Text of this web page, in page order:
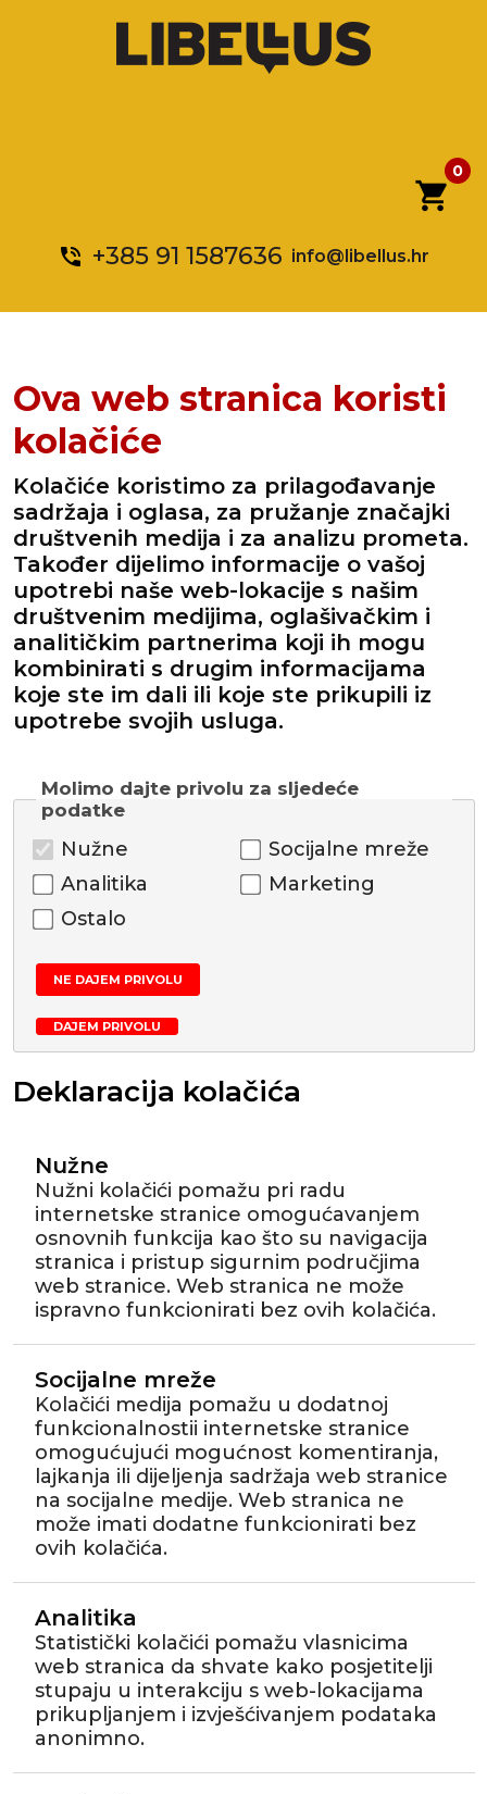
shopping_cart
0
phone_in_talk +385 91 1587636 info@libellus.hr
Ova web stranica koristi
kolačiće
Kolačiće koristimo za prilagođavanje
sadržaja i oglasa, za pružanje značajki
društvenih medija i za analizu prometa.
Također dijelimo informacije o vašoj
upotrebi naše web-lokacije s našim
društvenim medijima, oglašivačkim i
analitičkim partnerima koji ih mogu
kombinirati s drugim informacijama
koje ste im dali ili koje ste prikupili iz
upotrebe svojih usluga.
Molimo dajte privolu za sljedeće
podatke
Nužne
Socijalne mreže
Analitika
Marketing
Ostalo
NE DAJEM PRIVOLU
DAJEM PRIVOLU
Deklaracija kolačića
Nužne
Nužni kolačići pomažu pri radu
internetske stranice omogućavanjem
osnovnih funkcija kao što su navigacija
stranica i pristup sigurnim područjima
web stranice. Web stranica ne može
ispravno funkcionirati bez ovih kolačića.
Socijalne mreže
Kolačići medija pomažu u dodatnoj
funkcionalnostii internetske stranice
omogućujući mogućnost komentiranja,
lajkanja ili dijeljenja sadržaja web stranice
na socijalne medije. Web stranica ne
može imati dodatne funkcionirati bez
ovih kolačića.
Analitika
Statistički kolačići pomažu vlasnicima
web stranica da shvate kako posjetitelji
stupaju u interakciju s web-lokacijama
prikupljanjem i izvješćivanjem podataka
anonimno.